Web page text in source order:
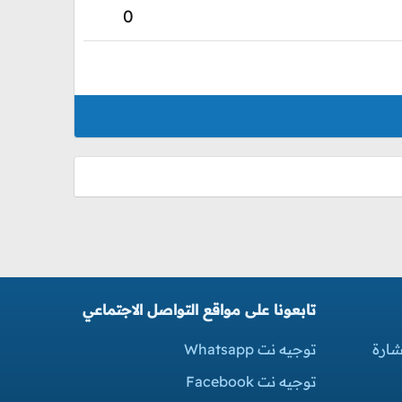
0
تابعونا على مواقع التواصل الاجتماعي
توجيه نت Whatsapp
توجيه نت Facebook